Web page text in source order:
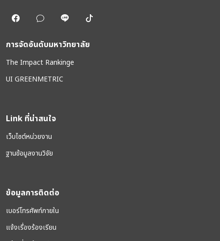
การจัดอันดับมหาวิทยาลัย
The Impact Rankinge
UI GREENMETRIC
Link ที่น่าสนใจ
เว็บไซต์หน่วยงาน
ฐานข้อมูลงานวิจัย
ข้อมูลการติดต่อ
เบอร์โทรศัพท์ภายใน
แจ้งเรื่องร้องเรียน